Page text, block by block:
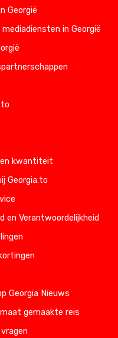
Georgië
in Georgië
kwantiteit
Georgia.to
en Verantwoordelijkheid
Georgia Nieuws
gemaakte reis